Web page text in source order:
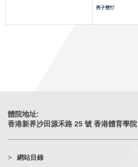
男子雙打
體院地址:
香港新界沙田源禾路 25 號 香港體育學院
網站目錄